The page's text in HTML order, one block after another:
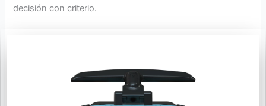
decisión con criterio.